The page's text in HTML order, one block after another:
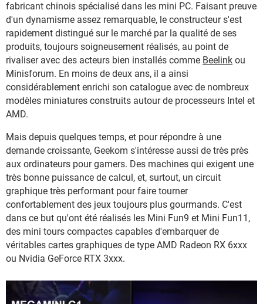
fabricant chinois spécialisé dans les mini PC. Faisant preuve
d'un dynamisme assez remarquable, le constructeur s'est
rapidement distingué sur le marché par la qualité de ses
produits, toujours soigneusement réalisés, au point de
rivaliser avec des acteurs bien installés comme Beelink ou
Minisforum. En moins de deux ans, il a ainsi
considérablement enrichi son catalogue avec de nombreux
modèles miniatures construits autour de processeurs Intel et
AMD.
Mais depuis quelques temps, et pour répondre à une
demande croissante, Geekom s'intéresse aussi de très près
aux ordinateurs pour gamers. Des machines qui exigent une
très bonne puissance de calcul, et, surtout, un circuit
graphique très performant pour faire tourner
confortablement des jeux toujours plus gourmands. C'est
dans ce but qu'ont été réalisés les Mini Fun9 et Mini Fun11,
des mini tours compactes capables d'embarquer de
véritables cartes graphiques de type AMD Radeon RX 6xxx
ou Nvidia GeForce RTX 3xxx.